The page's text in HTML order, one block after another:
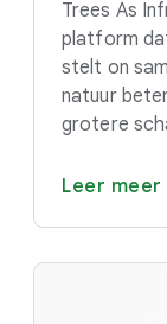
Trees As
platform
stelt on
natuur
grotere
Leer meer